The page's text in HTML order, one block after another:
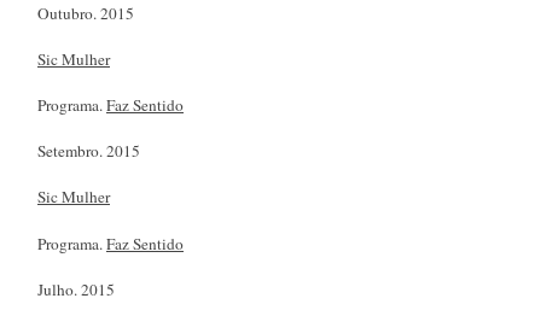
Outubro. 2015
Sic Mulher
Programa.Faz Sentido
Setembro. 2015
Sic Mulher
Programa.Faz Sentido
Julho. 2015